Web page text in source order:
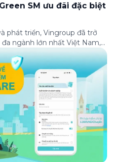
SM ưu đãi đặc biệt
phát triển, Vingroup đã trở
ngành lớn nhất Việt Nam,
nhất Đông Nam Á theo bảng
(Mỹ). Nhân kỷ niệm 33 năm
Green SM trân […]